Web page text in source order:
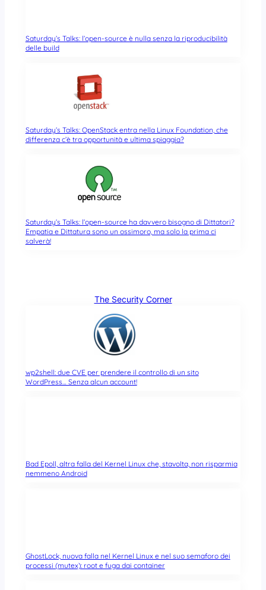
Saturday’s Talks: l’open-source è nulla senza la riproducibilità
delle build
Saturday’s Talks: OpenStack entra nella Linux Foundation, che
differenza c’è tra opportunità e ultima spiaggia?
Saturday’s Talks: l’open-source ha davvero bisogno di Dittatori?
Empatia e Dittatura sono un ossimoro, ma solo la prima ci
salverà!
The Security Corner
wp2shell: due CVE per prendere il controllo di un sito
WordPress… Senza alcun account!
Bad Epoll, altra falla del Kernel Linux che, stavolta, non risparmia
nemmeno Android
GhostLock, nuova falla nel Kernel Linux e nel suo semaforo dei
processi (mutex): root e fuga dai container